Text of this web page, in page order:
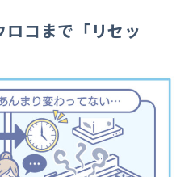
コまで「リセッ